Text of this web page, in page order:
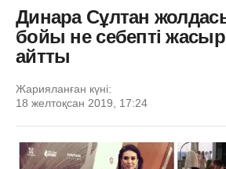
Динара Сұлтан
бойы не себепті
айтты
Жарияланған күні:
18 желтоқсан 2019, 17:24